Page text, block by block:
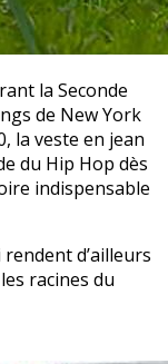
la Seconde
de New York
la veste en jean
du Hip Hop dès
indispensable
d’ailleurs
racines du